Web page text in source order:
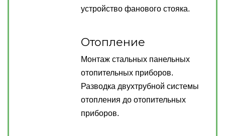
устройство фанового стояка.
Отопление
Монтаж стальных панельных
отопительных приборов.
Разводка двухтрубной системы
отопления до отопительных
приборов.